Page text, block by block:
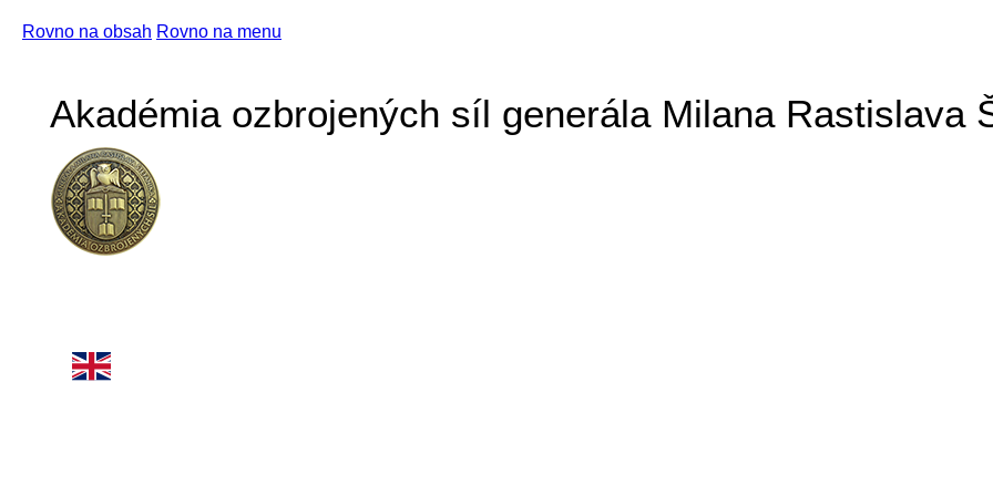
Rovno na obsah Rovno na menu
Akadémia ozbrojených síl generála Milana Rastislava